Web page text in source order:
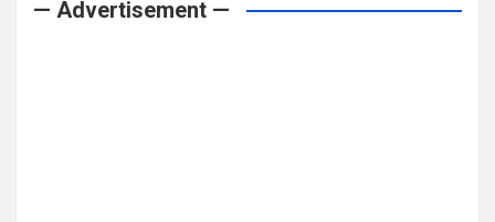
— Advertisement —